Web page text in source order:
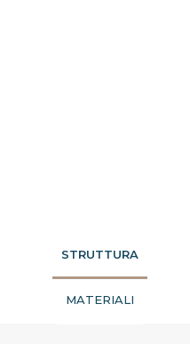
STRUTTURA
MATERIALI